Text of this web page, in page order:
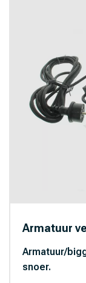
Armatuur
Armatuur/
snoer.